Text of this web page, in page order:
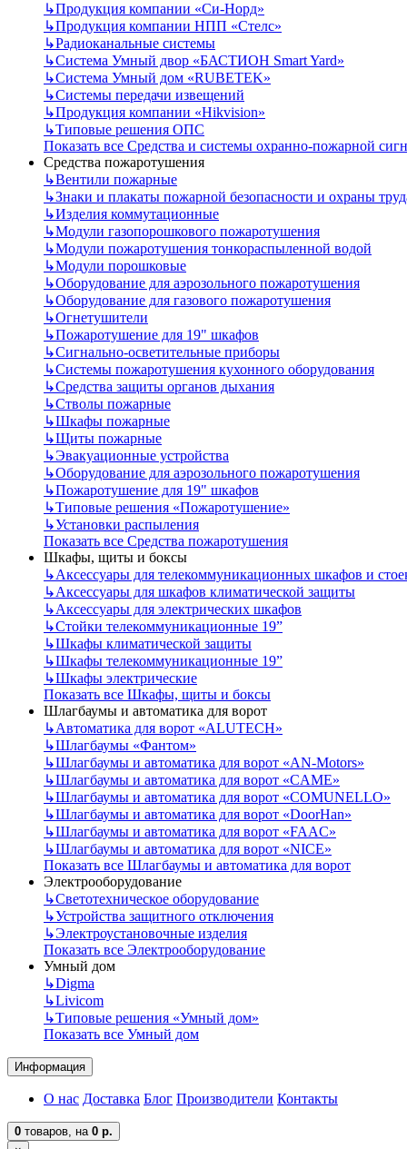
↳Продукция компании «Си-Норд»
↳Продукция компании НПП «Стелс»
↳Радиоканальные системы
↳Система Умный двор «БАСТИОН Smart Yard»
↳Система Умный дом «RUBETEK»
↳Системы передачи извещений
↳Продукция компании «Hikvision»
↳Типовые решения ОПС
Показать все Средства и системы охранно-пожарной
Средства пожаротушения
↳Вентили пожарные
↳Знаки и плакаты пожарной безопасности и охраны
↳Изделия коммутационные
↳Модули газопорошкового пожаротушения
↳Модули пожаротушения тонкораспыленной водой
↳Модули порошковые
↳Оборудование для аэрозольного пожаротушения
↳Оборудование для газового пожаротушения
↳Огнетушители
↳Пожаротушение для 19" шкафов
↳Сигнально-осветительные приборы
↳Системы пожаротушения кухонного оборудования
↳Средства защиты органов дыхания
↳Стволы пожарные
↳Шкафы пожарные
↳Щиты пожарные
↳Эвакуационные устройства
↳Оборудование для аэрозольного пожаротушения
↳Пожаротушение для 19" шкафов
↳Типовые решения «Пожаротушение»
↳Установки распыления
Показать все Средства пожаротушения
Шкафы, щиты и боксы
↳Аксессуары для телекоммуникационных шкафов и
↳Аксессуары для шкафов климатической защиты
↳Аксессуары для электрических шкафов
↳Стойки телекоммуникационные 19”
↳Шкафы климатической защиты
↳Шкафы телекоммуникационные 19”
↳Шкафы электрические
Показать все Шкафы, щиты и боксы
Шлагбаумы и автоматика для ворот
↳Автоматика для ворот «ALUTECH»
↳Шлагбаумы «Фантом»
↳Шлагбаумы и автоматика для ворот «AN-Motors»
↳Шлагбаумы и автоматика для ворот «CAME»
↳Шлагбаумы и автоматика для ворот «COMUNELLO»
↳Шлагбаумы и автоматика для ворот «DoorHan»
↳Шлагбаумы и автоматика для ворот «FAAC»
↳Шлагбаумы и автоматика для ворот «NICE»
Показать все Шлагбаумы и автоматика для ворот
Электрооборудование
↳Светотехническое оборудование
↳Устройства защитного отключения
↳Электроустановочные изделия
Показать все Электрооборудование
Умный дом
↳Digma
↳Livicom
↳Типовые решения «Умный дом»
Показать все Умный дом
Информация
О нас Доставка Блог Производители Контакты
0 товаров, на 0 р.